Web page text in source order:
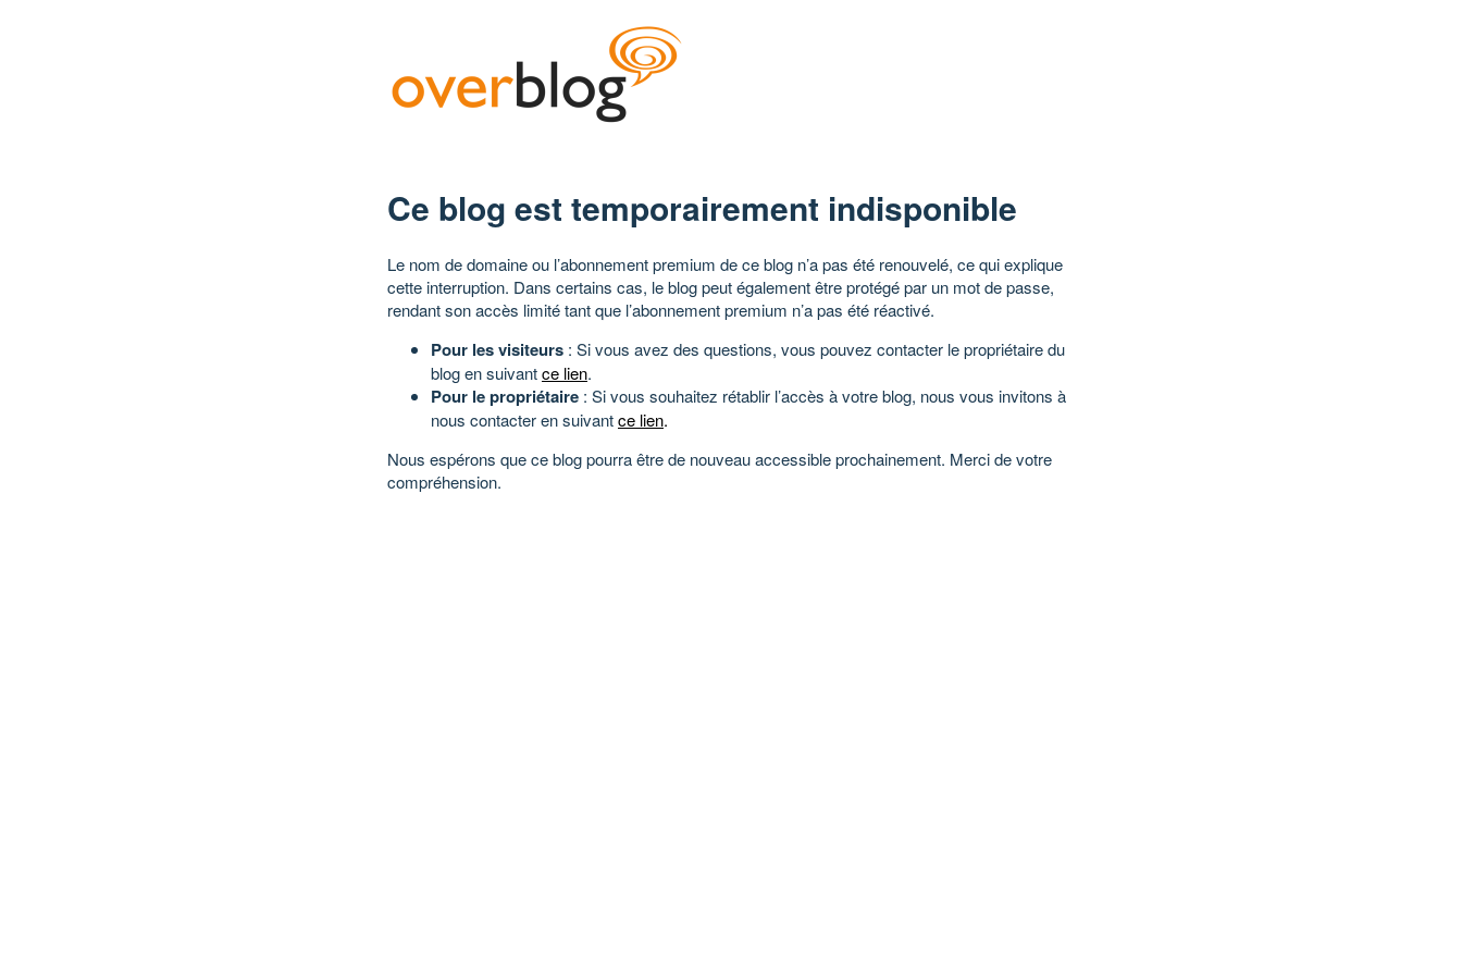
Ce blog est temporairement indisponible
Le nom de domaine ou l’abonnement premium de ce blog n’a pas été renouvelé, ce qui explique
cette interruption. Dans certains cas, le blog peut également être protégé par un mot de passe,
rendant son accès limité tant que l’abonnement premium n’a pas été réactivé.
Pour les visiteurs : Si vous avez des questions, vous pouvez contacter le propriétaire du
blog en suivantce lien.
Pour le propriétaire : Si vous souhaitez rétablir l’accès à votre blog, nous vous invitons à
nous contacter en suivantce lien.
Nous espérons que ce blog pourra être de nouveau accessible prochainement. Merci de votre
compréhension.